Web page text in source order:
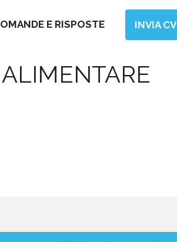
E RISPOSTE INVIA CV